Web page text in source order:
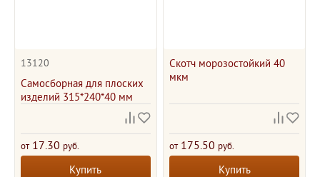
13120
Самосборная для плоских
изделий 315*240*40 мм
от17.30 руб.
Купить
Скотч морозостойкий 40
мкм
от175.50 руб.
Купить